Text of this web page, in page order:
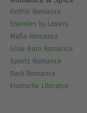
Gothic Romance
Enemies to Lovers
Mafia Romance
Slow Burn Romance
Sports Romance
Dark Romance
Erotische Literatur